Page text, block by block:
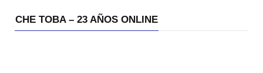
CHE TOBA – 23 AÑOS ONLINE